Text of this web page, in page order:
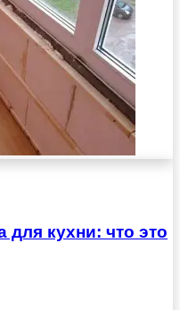
для кухни: что это